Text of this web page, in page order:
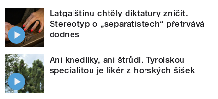
Latgalštinu chtěly diktatury zničit.
Stereotyp o „separatistech“ přetrvává
dodnes
Ani knedlíky, ani štrůdl. Tyrolskou
specialitou je likér z horských šišek